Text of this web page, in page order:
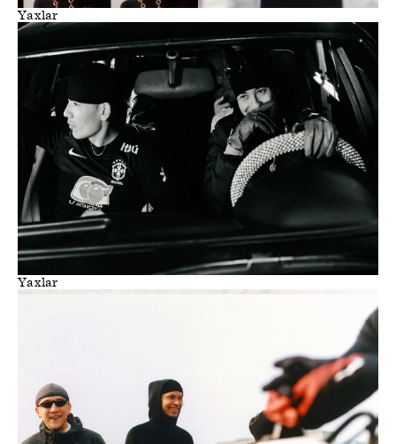
Yaxlar
Yaxlar